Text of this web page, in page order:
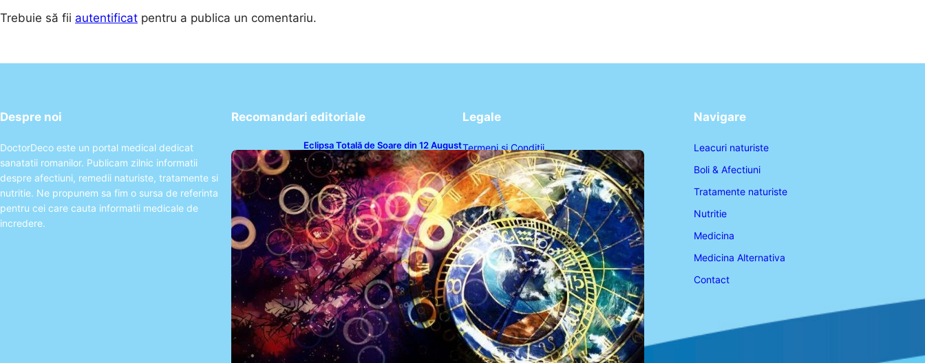
Trebuie să fii autentificat pentru a publica un comentariu.
Despre noi
DoctorDeco este un portal medical dedicat
sanatatii romanilor. Publicam zilnic informatii
despre afectiuni, remedii naturiste, tratamente si
nutritie. Ne propunem sa fim o sursa de referinta
pentru cei care cauta informatii medicale de
incredere.
Recomandari editoriale
Eclipsa Totală de Soare din 12 August
2026: O Analiză a Impactului asupra
Trei Zodii și a Ciclului de 18 Ani
Legale
Termeni și Condiții
Politica de Confidențialitate
Politica de Cookies
Disclaimer
Contact
Navigare
Leacuri naturiste
Boli & Afectiuni
Tratamente naturiste
Nutritie
Medicina
Medicina Alternativa
Contact